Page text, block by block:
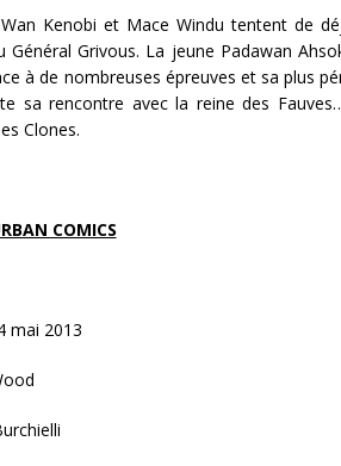
Kenobi et Mace Windu tentent de
Général Grivous. La jeune Padawan
à de nombreuses épreuves et sa plus
sa rencontre avec la reine des
Clones.
COMICS
mai 2013